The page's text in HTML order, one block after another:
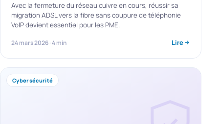
Avec la fermeture du réseau cuivre en cours, réussir sa
migration ADSL vers la fibre sans coupure de téléphonie
VoIP devient essentiel pour les PME.
24 mars 2026 · 4 min Lire
Cybersécurité